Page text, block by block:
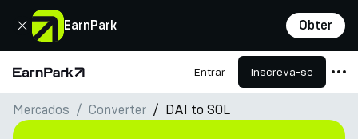
EarnPark Obter
Fechar
Página Inicial Entrar Inscreva-se
Produtos
Mercados Converter DAI to SOL